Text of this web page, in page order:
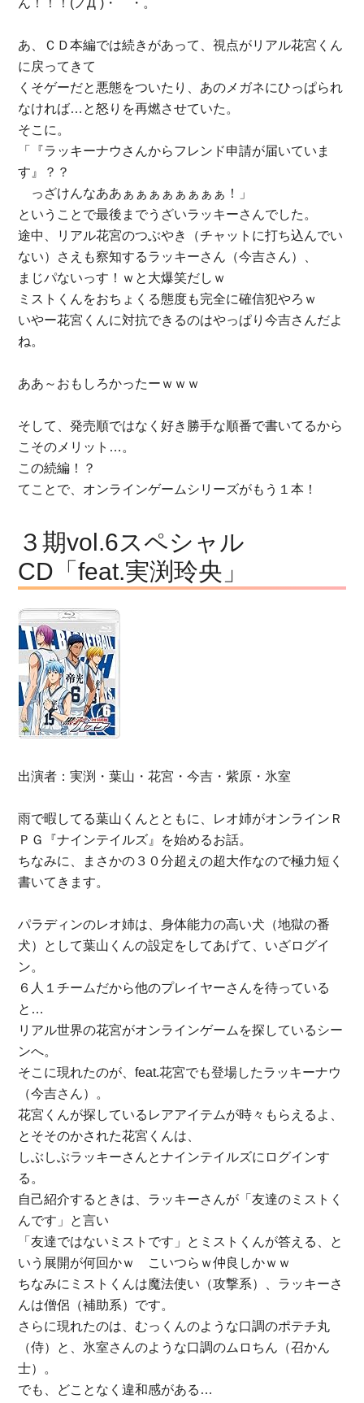
ん！！！(ノД`)・゜・。
あ、ＣＤ本編では続きがあって、視点がリアル花宮くん
に戻ってきて
くそゲーだと悪態をついたり、あのメガネにひっぱられ
なければ…と怒りを再燃させていた。
そこに。
「『ラッキーナウさんからフレンド申請が届いていま
す』？？
っざけんなああぁぁぁぁぁぁぁぁ！」
ということで最後までうざいラッキーさんでした。
途中、リアル花宮のつぶやき（チャットに打ち込んでい
ない）さえも察知するラッキーさん（今吉さん）、
まじパないっす！ｗと大爆笑だしｗ
ミストくんをおちょくる態度も完全に確信犯やろｗ
いやー花宮くんに対抗できるのはやっぱり今吉さんだよ
ね。
ああ～おもしろかったーｗｗｗ
そして、発売順ではなく好き勝手な順番で書いてるから
こそのメリット…。
この続編！？
てことで、オンラインゲームシリーズがもう１本！
３期vol.6スペシャル
CD「feat.実渕玲央」
出演者：実渕・葉山・花宮・今吉・紫原・氷室
雨で暇してる葉山くんとともに、レオ姉がオンラインＲ
ＰＧ『ナインテイルズ』を始めるお話。
ちなみに、まさかの３０分超えの超大作なので極力短く
書いてきます。
パラディンのレオ姉は、身体能力の高い犬（地獄の番
犬）として葉山くんの設定をしてあげて、いざログイ
ン。
６人１チームだから他のプレイヤーさんを待っている
と…
リアル世界の花宮がオンラインゲームを探しているシー
ンへ。
そこに現れたのが、feat.花宮でも登場したラッキーナウ
（今吉さん）。
花宮くんが探しているレアアイテムが時々もらえるよ、
とそそのかされた花宮くんは、
しぶしぶラッキーさんとナインテイルズにログインす
る。
自己紹介するときは、ラッキーさんが「友達のミストく
んです」と言い
「友達ではないミストです」とミストくんが答える、と
いう展開が何回かｗ こいつらｗ仲良しかｗｗ
ちなみにミストくんは魔法使い（攻撃系）、ラッキーさ
んは僧侶（補助系）です。
さらに現れたのは、むっくんのような口調のポテチ丸
（侍）と、氷室さんのような口調のムロちん（召かん
士）。
でも、どことなく違和感がある…